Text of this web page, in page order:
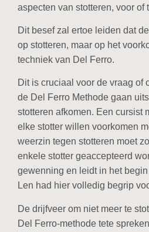
aspecten van stotteren, voor of
Dit besef zal ertoe leiden dat
op stotteren, maar op het
techniek van Del Ferro.
Dit is cruciaal voor de vraag of
de Del Ferro Methode gaan
stotteren afkomen. Een cursist
elke stotter willen voorkomen
weerzin tegen stotteren moet
enkele stotter geaccepteerd
gewenning en leidt in het
Len had hier volledig begrip
De drijfveer om niet meer te
Del Ferro-methode tete